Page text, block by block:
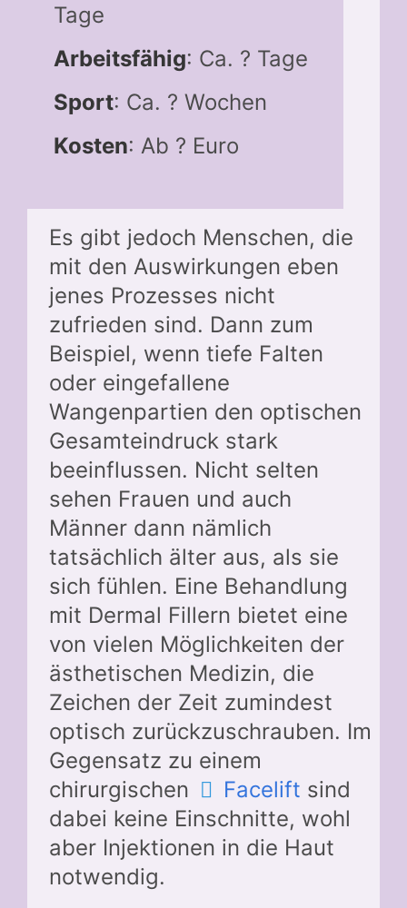
Tage
Arbeitsfähig: Ca. ? Tage
Sport: Ca. ? Wochen
Kosten: Ab ? Euro
Es gibt jedoch Menschen, die
mit den Auswirkungen eben
jenes Prozesses nicht
zufrieden sind. Dann zum
Beispiel, wenn tiefe Falten
oder eingefallene
Wangenpartien den optischen
Gesamteindruck stark
beeinflussen. Nicht selten
sehen Frauen und auch
Männer dann nämlich
tatsächlich älter aus, als sie
sich fühlen. Eine Behandlung
mit Dermal Fillern bietet eine
von vielen Möglichkeiten der
ästhetischen Medizin, die
Zeichen der Zeit zumindest
optisch zurückzuschrauben. Im
Gegensatz zu einem
chirurgischen
Facelift sind
dabei keine Einschnitte, wohl
aber Injektionen in die Haut
notwendig.